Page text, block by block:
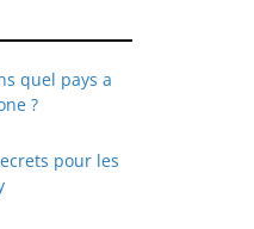
quel pays a
?
pour les